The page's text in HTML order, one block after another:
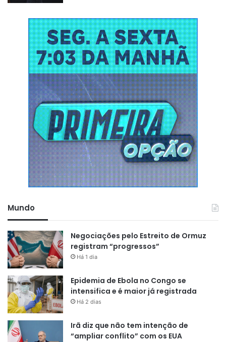
Mundo
Negociações pelo Estreito de Ormuz
registram “progressos”
Há 1 dia
Epidemia de Ebola no Congo se
intensifica e é maior já registrada
Há 2 dias
Irã diz que não tem intenção de
“ampliar conflito” com os EUA